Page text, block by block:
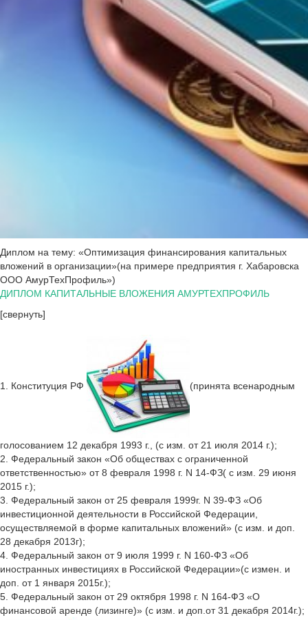
Диплом на тему: «Оптимизация финансирования капитальных
вложений в организации»(на примере предприятия г. Хабаровска
ООО АмурТехПрофиль»)
ДИПЛОМ КАПИТАЛЬНЫЕ ВЛОЖЕНИЯ АМУРТЕХПРОФИЛЬ
[свернуть]
1. Конституция РФ (принята всенародным
голосованием 12 декабря 1993 г., (с изм. от 21 июля 2014 г.);
2. Федеральный закон «Об обществах с ограниченной
ответственностью» от 8 февраля 1998 г. N 14-ФЗ( с изм. 29 июня
2015 г.);
3. Федеральный закон от 25 февраля 1999г. N 39-ФЗ «Об
инвестиционной деятельности в Российской Федерации,
осуществляемой в форме капитальных вложений» (с изм. и доп.
28 декабря 2013г);
4. Федеральный закон от 9 июля 1999 г. N 160-ФЗ «Об
иностранных инвестициях в Российской Федерации»(с измен. и
доп. от 1 января 2015г.);
5. Федеральный закон от 29 октября 1998 г. N 164-ФЗ «О
финансовой аренде (лизинге)» (с изм. и доп.от 31 декабря 2014г.);